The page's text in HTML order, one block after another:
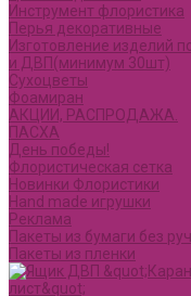
Инструмент флористика
Перья декоративные
Изготовление изделий
и ДВП(минимум 30шт)
Сухоцветы
Фоамиран
АКЦИИ, РАСПРОДАЖА.
ПАСХА
День победы!
Флористическая сетка
Новинки Флористики
Hand made игрушки
Реклама
Пакеты из бумаги без
Пакеты из пленки